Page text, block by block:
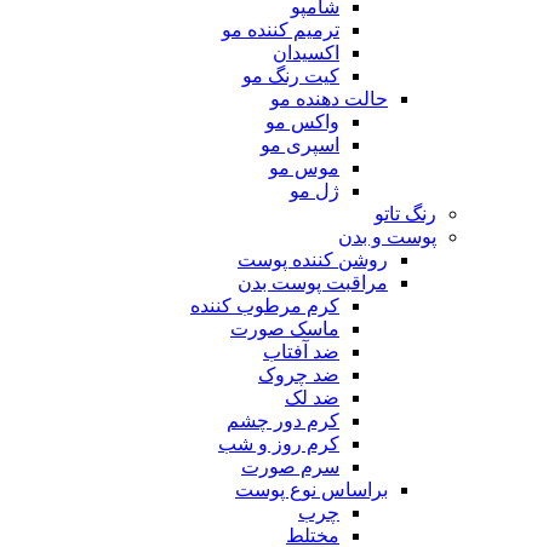
شامپو
ترمیم کننده مو
اکسیدان
کیت رنگ مو
حالت دهنده مو
واکس مو
اسپری مو
موس مو
ژل مو
رنگ تاتو
پوست و بدن
روشن کننده پوست
مراقبت پوست بدن
کرم مرطوب کننده
ماسک صورت
ضد آفتاب
ضد چروک
ضد لک
کرم دور چشم
کرم روز و شب
سرم صورت
براساس نوع پوست
چرب
مختلط